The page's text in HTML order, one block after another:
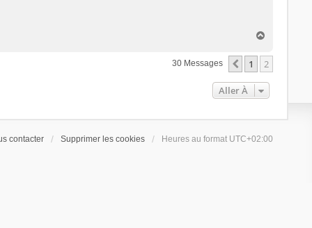
u
t
30 Messages Précédente
1 2
Aller À
contacter Supprimer les cookies Heures au format UTC+02:00